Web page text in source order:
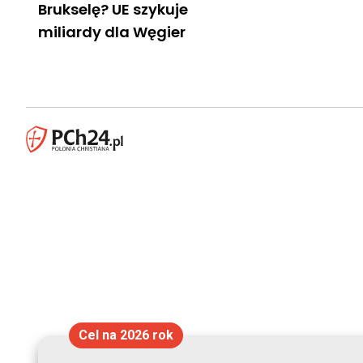
Brukselę? UE szykuje
miliardy dla Węgier
Cel na 2026 rok